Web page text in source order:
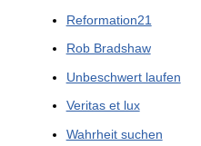
Reformation21
Rob Bradshaw
Unbeschwert laufen
Veritas et lux
Wahrheit suchen